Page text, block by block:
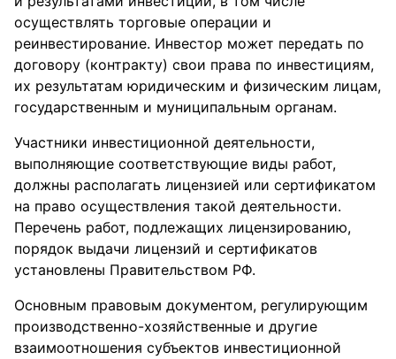
осуществлять торговые операции и
реинвестирование. Инвестор может передать по
договору (контракту) свои права по инвестициям,
их результатам юридическим и физическим лицам,
государственным и муниципальным органам.
Участники инвестиционной деятельности,
выполняющие соответствующие виды работ,
должны располагать лицензией или сертификатом
на право осуществления такой деятельности.
Перечень работ, подлежащих лицензированию,
порядок выдачи лицензий и сертификатов
установлены Правительством РФ.
Основным правовым документом, регулирующим
производственно-хозяйственные и другие
взаимоотношения субъектов инвестиционной